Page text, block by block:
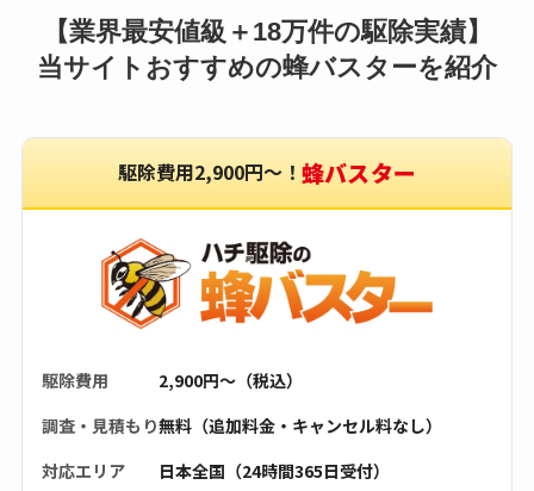
【業界最安値級＋18万件の駆除実績】
当サイトおすすめの蜂バスターを紹介
駆除費用2,900円〜！ 蜂バスター
駆除費用
2,900円〜（税込）
調査・見積もり無料（追加料金・キャンセル料なし）
対応エリア
日本全国（24時間365日受付）